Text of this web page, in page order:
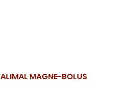
MAGNE-BOLUS